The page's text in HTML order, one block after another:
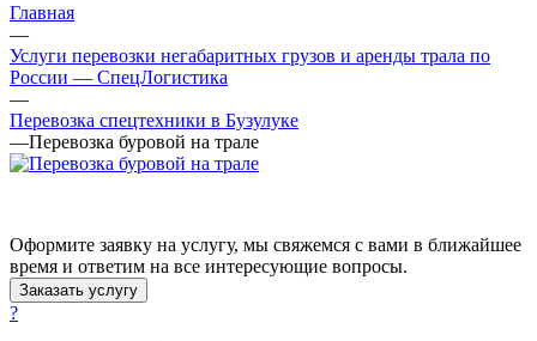
Главная
—
Услуги перевозки негабаритных грузов и аренды трала по
России — СпецЛогистика
—
Перевозка спецтехники в Бузулуке
—Перевозка буровой на трале
Оформите заявку на услугу, мы свяжемся с вами в ближайшее
время и ответим на все интересующие вопросы.
Заказать услугу
?